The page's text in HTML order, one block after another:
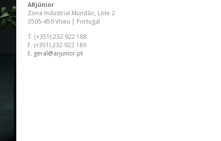
ARjúnior
Zona Industrial Mundão, Lote 2
3505-459 Viseu | Portugal
T. (+351) 232 922 188
F. (+351) 232 922 189
E. geral@arjunior.pt